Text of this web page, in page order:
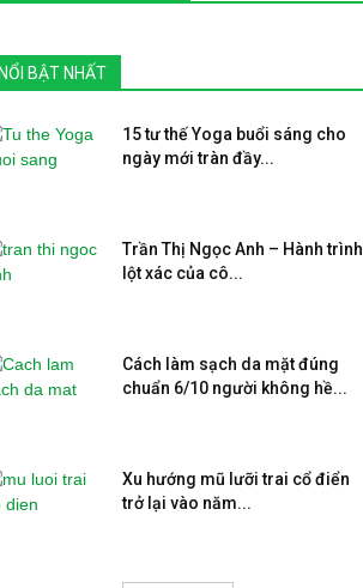
NỔI BẬT NHẤT
15 tư thế Yoga buổi sáng cho
ngày mới tràn đầy...
Trần Thị Ngọc Anh – Hành trình
lột xác của cô...
Cách làm sạch da mặt đúng
chuẩn 6/10 người không hề...
Xu hướng mũ lưỡi trai cổ điển
trở lại vào năm...